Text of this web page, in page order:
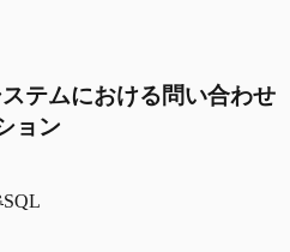
テムにおける問い合わせ
ョン
SQL